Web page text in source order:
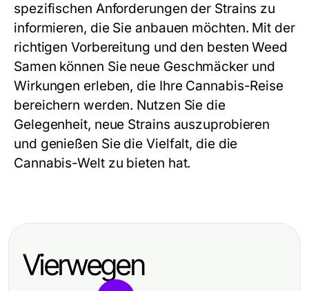
spezifischen Anforderungen der Strains zu
informieren, die Sie anbauen möchten. Mit der
richtigen Vorbereitung und den besten Weed
Samen können Sie neue Geschmäcker und
Wirkungen erleben, die Ihre Cannabis-Reise
bereichern werden. Nutzen Sie die
Gelegenheit, neue Strains auszuprobieren
und genießen Sie die Vielfalt, die die
Cannabis-Welt zu bieten hat.
Vierwegen